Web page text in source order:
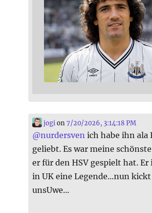
jogi on7/20/2026, 3:14:18 PM
@nurdersven ich habe ihn ala
geliebt. Es war meine
er für den HSV gespielt hat.
in UK eine Legende…nun
unsUwe…